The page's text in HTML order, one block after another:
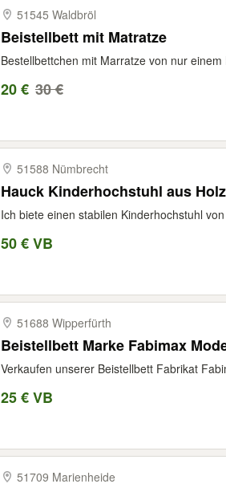
51545 Waldbröl
Beistellbett mit Matratze
Bestellbettchen mit Marratze von nur
20 € 30 €
51588 Nümbrecht
Hauck Kinderhochstuhl aus
Ich biete einen stabilen Kinderhochstuhl
50 € VB
51688 Wipperfürth
Beistellbett Marke
Verkaufen unserer Beistellbett Fabrikat
25 € VB
51709 Marienheide